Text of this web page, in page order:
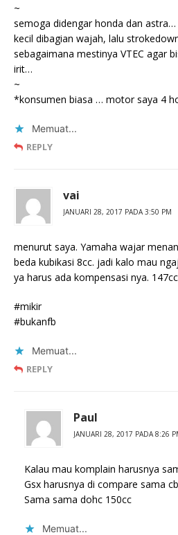
~
semoga didengar honda dan
kecil dibagian wajah, lalu
sebagaimana mestinya VTEC agar
irit…
~
*konsumen biasa … motor saya 4
Memuat...
REPLY
vai
JANUARI 28, 2017 PADA 3:50 PM
menurut saya. Yamaha wajar
beda kubikasi 8cc. jadi kalo mau
ya harus ada kompensasi nya.
#mikir
#bukanfb
Memuat...
REPLY
Paul
JANUARI 28, 2017 PADA 8:26
Kalau mau komplain harusnya
Gsx harusnya di compare sama
Sama sama dohc 150cc
Memuat...